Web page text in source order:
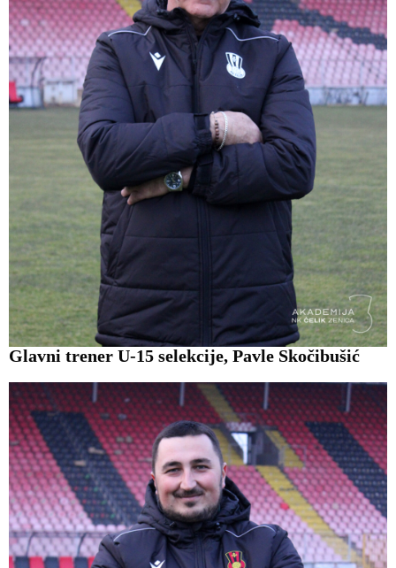
Glavni trener U-15 selekcije, Pavle Skočibušić